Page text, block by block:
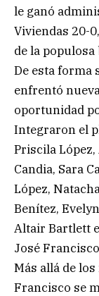
le ganó
Viviendas 20-
de la
De esta forma
enfrentó
oportunidad
Integraron el
Priscila
Candia, Sara
López,
Benítez,
Altair Bartlett
José
Más allá de
Francisco se